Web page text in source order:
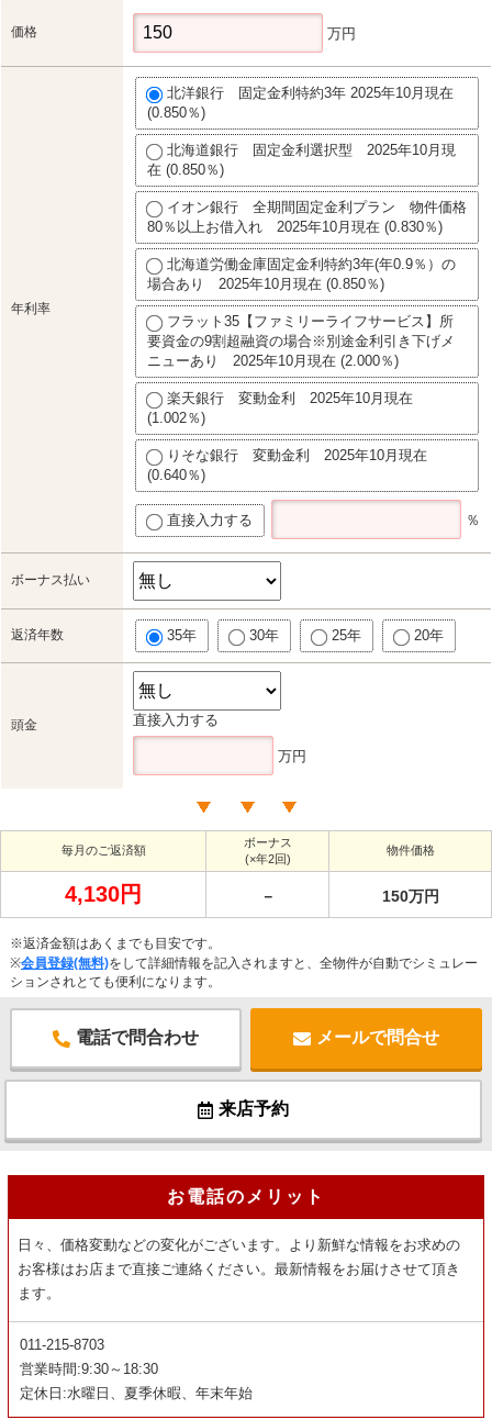
価格 万円
年利率
北洋銀行 固定金利特約3年 2025年10月現在
(0.850％)
北海道銀行 固定金利選択型 2025年10月現
在 (0.850％)
イオン銀行 全期間固定金利プラン 物件価格
80％以上お借入れ 2025年10月現在 (0.830％)
北海道労働金庫固定金利特約3年(年0.9％）の
場合あり 2025年10月現在 (0.850％)
フラット35【ファミリーライフサービス】所
要資金の9割超融資の場合※別途金利引き下げメ
ニューあり 2025年10月現在 (2.000％)
楽天銀行 変動金利 2025年10月現在
(1.002％)
りそな銀行 変動金利 2025年10月現在
(0.640％)
直接入力する ％
ボーナス払い
返済年数 35年 30年 25年 20年
頭金 直接入力する
万円
毎月のご返済額
ボーナス
(×年2回)
物件価格
4,130円 － 150万円
※返済金額はあくまでも目安です。
※会員登録(無料)をして詳細情報を記入されますと、全物件が自動でシミュレー
ションされとても便利になります。
電話で問合わせ メールで問合せ
来店予約
お電話のメリット
日々、価格変動などの変化がございます。より新鮮な情報をお求めの
お客様はお店まで直接ご連絡ください。最新情報をお届けさせて頂き
ます。
011-215-8703
営業時間:9:30～18:30
定休日:水曜日、夏季休暇、年末年始